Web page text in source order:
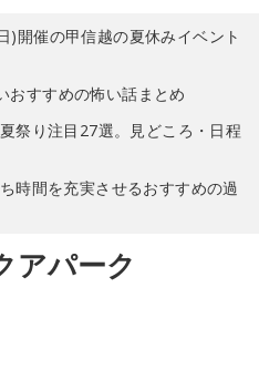
)開催の甲信越の夏休みイベント
おすすめの怖い話まとめ
祭り注目27選。見どころ・日程
時間を充実させるおすすめの過
アパーク